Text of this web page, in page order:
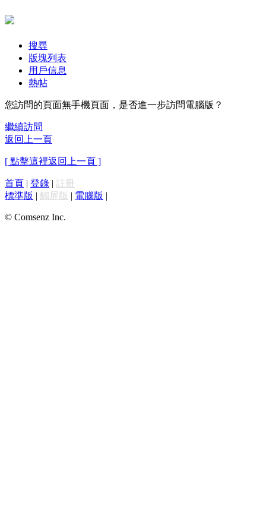
搜尋
版塊列表
用戶信息
熱帖
您訪問的頁面無手機頁面，是否進一步訪問電腦版？
繼續訪問
返回上一頁
[ 點擊這裡返回上一頁 ]
首頁 | 登錄 | 註冊
標準版 | 觸屏版 | 電腦版 |
© Comsenz Inc.